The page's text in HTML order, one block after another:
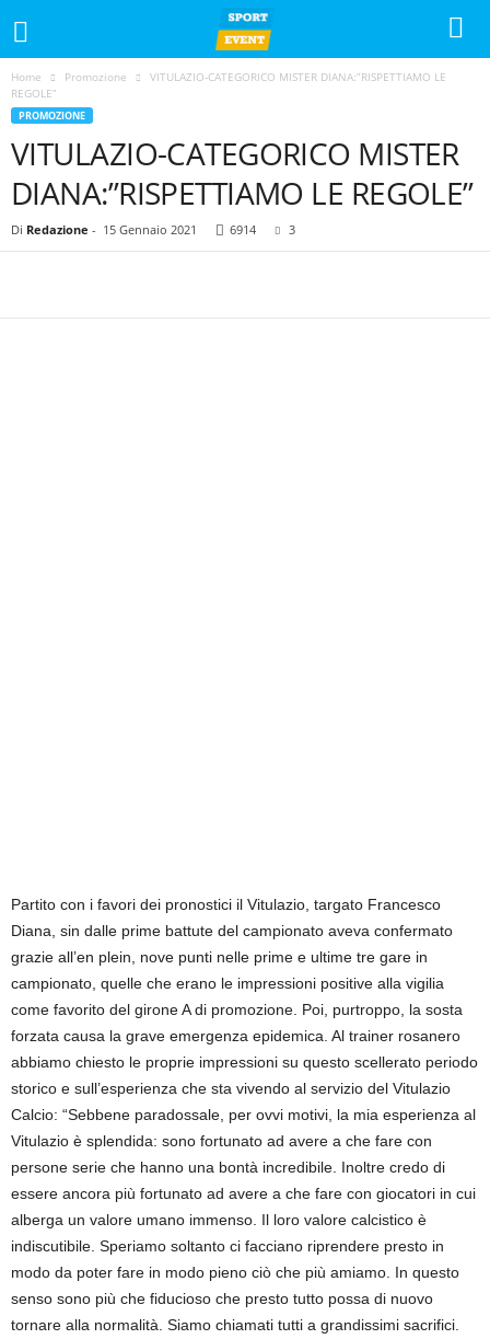
Home Promozione
VITULAZIO-CATEGORICO MISTER DIANA:”RISPETTIAMO LE
REGOLE”
PROMOZIONE
VITULAZIO-CATEGORICO MISTER
DIANA:”RISPETTIAMO LE REGOLE”
Di Redazione - 15 Gennaio 2021 6914 3
Partito con i favori dei pronostici il Vitulazio, targato Francesco
Diana, sin dalle prime battute del campionato aveva confermato
grazie all’en plein, nove punti nelle prime e ultime tre gare in
campionato, quelle che erano le impressioni positive alla vigilia
come favorito del girone A di promozione. Poi, purtroppo, la sosta
forzata causa la grave emergenza epidemica. Al trainer rosanero
abbiamo chiesto le proprie impressioni su questo scellerato periodo
storico e sull’esperienza che sta vivendo al servizio del Vitulazio
Calcio: “Sebbene paradossale, per ovvi motivi, la mia esperienza al
Vitulazio è splendida: sono fortunato ad avere a che fare con
persone serie che hanno una bontà incredibile. Inoltre credo di
essere ancora più fortunato ad avere a che fare con giocatori in cui
alberga un valore umano immenso. Il loro valore calcistico è
indiscutibile. Speriamo soltanto ci facciano riprendere presto in
modo da poter fare in modo pieno ciò che più amiamo. In questo
senso sono più che fiducioso che presto tutto possa di nuovo
tornare alla normalità. Siamo chiamati tutti a grandissimi sacrifici.